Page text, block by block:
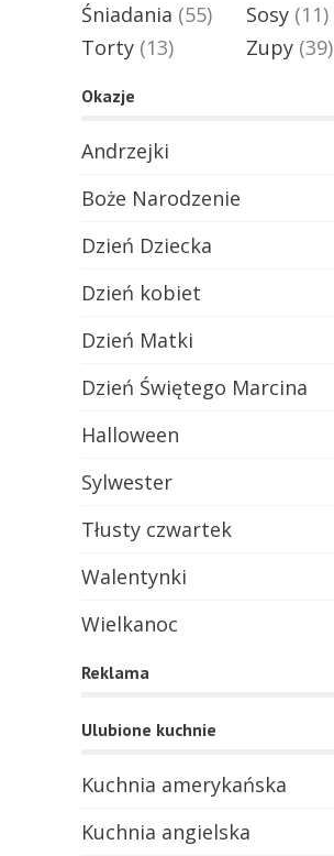
Śniadania (55) Sosy (11)
Torty (13) Zupy (39)
Okazje
Andrzejki
Boże Narodzenie
Dzień Dziecka
Dzień kobiet
Dzień Matki
Dzień Świętego Marcina
Halloween
Sylwester
Tłusty czwartek
Walentynki
Wielkanoc
Reklama
Ulubione kuchnie
Kuchnia amerykańska
Kuchnia angielska